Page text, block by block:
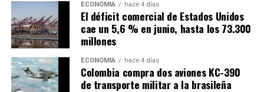
ECONOMÍA hace 4 días
El déficit comercial de Estados Unidos
cae un 5,6 % en junio, hasta los 73.300
millones
ECONOMÍA hace 4 días
Colombia compra dos aviones KC-390
de transporte militar a la brasileña